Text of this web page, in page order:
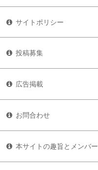
サイトポリシー
投稿募集
広告掲載
お問合わせ
本サイトの趣旨とメンバー